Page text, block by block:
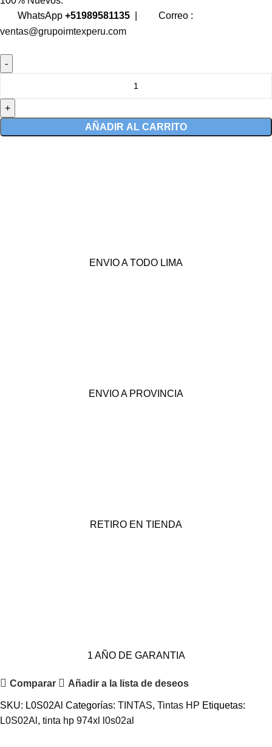
WhatsApp +51989581135
Correo :
ventas@grupoimtexperu.com
AÑADIR AL CARRITO
ENVIO A TODO LIMA
ENVIO A PROVINCIA
RETIRO EN TIENDA
1 AÑO DE GARANTIA
Comparar Añadir a la lista de deseos
SKU: L0S02Al Categorías: TINTAS, Tintas HP Etiquetas:
L0S02Al , tinta hp 974xl l0s02al